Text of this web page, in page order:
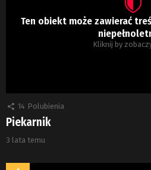
Ten obiekt może zawierać
Kliknij by
14 Polubienia
Piekarnik
3 lata temu